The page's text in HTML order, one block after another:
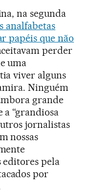
na segunda
analfabetas
papéis que não
perder
uma
viver alguns
Ninguém
grande
a “grandiosa
jornalistas
nossas
editores pela
por